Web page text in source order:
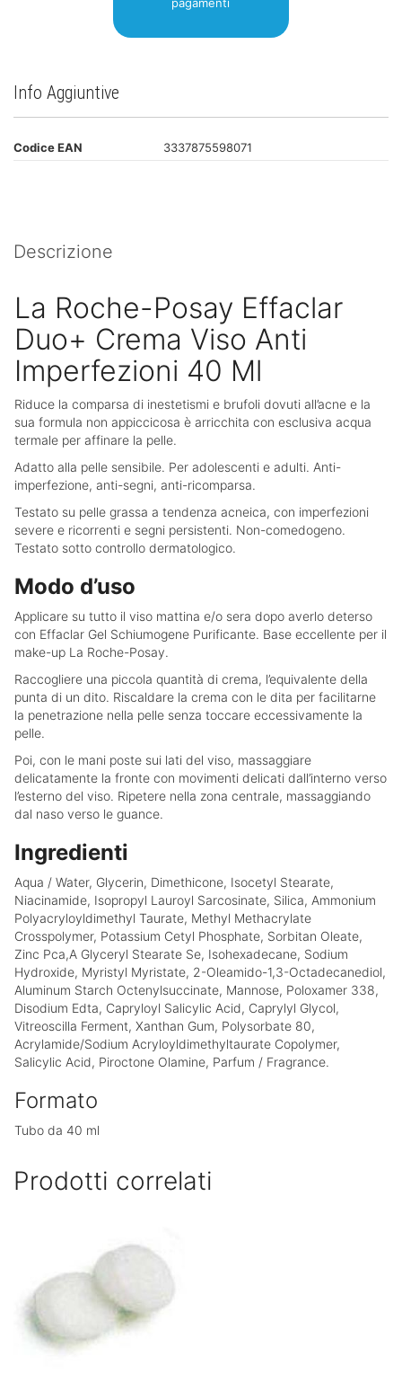
pagamenti
Info Aggiuntive
Codice EAN 3337875598071
Descrizione
La Roche-Posay Effaclar
Duo+ Crema Viso Anti
Imperfezioni 40 Ml
Riduce la comparsa di inestetismi e brufoli dovuti all’acne e la
sua formula non appiccicosa è arricchita con esclusiva acqua
termale per affinare la pelle.
Adatto alla pelle sensibile. Per adolescenti e adulti. Anti-
imperfezione, anti-segni, anti-ricomparsa.
Testato su pelle grassa a tendenza acneica, con imperfezioni
severe e ricorrenti e segni persistenti. Non-comedogeno.
Testato sotto controllo dermatologico.
Modo d’uso
Applicare su tutto il viso mattina e/o sera dopo averlo deterso
con Effaclar Gel Schiumogene Purificante. Base eccellente per il
make-up La Roche-Posay.
Raccogliere una piccola quantità di crema, l’equivalente della
punta di un dito. Riscaldare la crema con le dita per facilitarne
la penetrazione nella pelle senza toccare eccessivamente la
pelle.
Poi, con le mani poste sui lati del viso, massaggiare
delicatamente la fronte con movimenti delicati dall’interno verso
l’esterno del viso. Ripetere nella zona centrale, massaggiando
dal naso verso le guance.
Ingredienti
Aqua / Water, Glycerin, Dimethicone, Isocetyl Stearate,
Niacinamide, Isopropyl Lauroyl Sarcosinate, Silica, Ammonium
Polyacryloyldimethyl Taurate, Methyl Methacrylate
Crosspolymer, Potassium Cetyl Phosphate, Sorbitan Oleate,
Zinc Pca,A Glyceryl Stearate Se, Isohexadecane, Sodium
Hydroxide, Myristyl Myristate, 2-Oleamido-1,3-Octadecanediol,
Aluminum Starch Octenylsuccinate, Mannose, Poloxamer 338,
Disodium Edta, Capryloyl Salicylic Acid, Caprylyl Glycol,
Vitreoscilla Ferment, Xanthan Gum, Polysorbate 80,
Acrylamide/Sodium Acryloyldimethyltaurate Copolymer,
Salicylic Acid, Piroctone Olamine, Parfum / Fragrance.
Formato
Tubo da 40 ml
Prodotti correlati